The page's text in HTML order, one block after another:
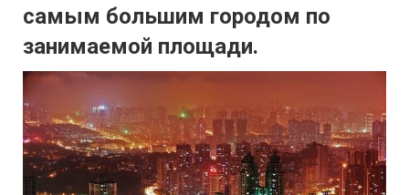
самым большим городом по
занимаемой площади.